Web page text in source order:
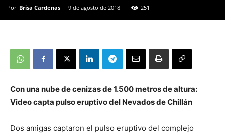
Por Brisa Cardenas - 9 de agosto de 2018 251
Con una nube de cenizas de 1.500 metros de altura:
Video capta pulso eruptivo del Nevados de Chillán
Dos amigas captaron el pulso eruptivo del complejo